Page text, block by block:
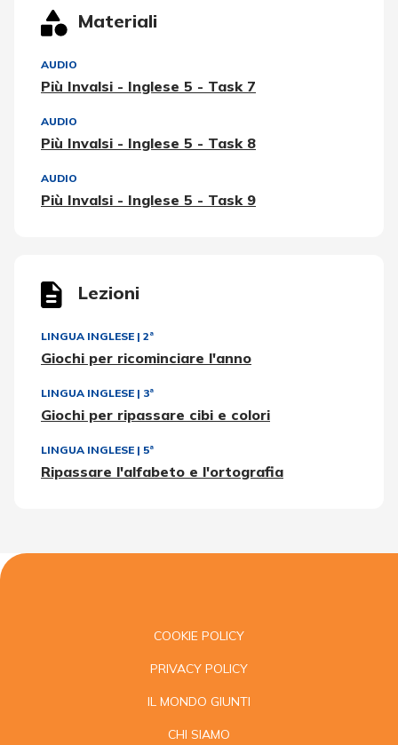
Materiali
AUDIO
Più Invalsi - Inglese 5 - Task 7
AUDIO
Più Invalsi - Inglese 5 - Task 8
AUDIO
Più Invalsi - Inglese 5 - Task 9
Lezioni
LINGUA INGLESE | 2ª
Giochi per ricominciare l'anno
LINGUA INGLESE | 3ª
Giochi per ripassare cibi e colori
LINGUA INGLESE | 5ª
Ripassare l'alfabeto e l'ortografia
COOKIE POLICY
PRIVACY POLICY
IL MONDO GIUNTI
CHI SIAMO